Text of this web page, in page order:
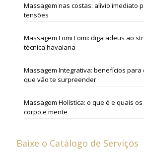
Massagem nas costas: alívio imediato
tensões
Massagem Lomi Lomi: diga adeus ao
técnica havaiana
Massagem Integrativa: benefícios para
que vão te surpreender
Massagem Holística: o que é e quais
corpo e mente
Baixe o Catálogo de Serviços